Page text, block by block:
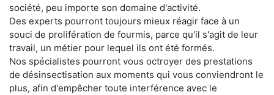
société, peu importe son domaine d'activité.
Des experts pourront toujours mieux réagir face à un
souci de prolifération de fourmis, parce qu'il s'agit de leur
travail, un métier pour lequel ils ont été formés.
Nos spécialistes pourront vous octroyer des prestations
de désinsectisation aux moments qui vous conviendront le
plus, afin d'empêcher toute interférence avec le